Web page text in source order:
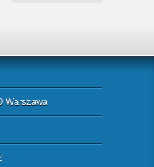
Warszawa